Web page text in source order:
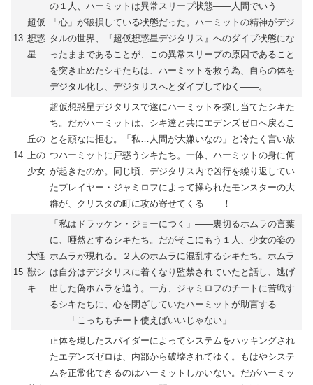
13
超仮
想惑
星
の１人、ハーミットは異常スリープ状態――人間でいう
「心」が破損している状態だった。ハーミットの精神がデジ
タルの世界、『超仮想惑星デジタリス』へのダイブ状態にな
ったままであることが、この異常スリープの原因であること
を突き止めたシキたちは、ハーミットを救う為、自らの体を
デジタル化し、デジタリスへとダイブしてゆく――。
14
丘の
上の
少女
超仮想惑星デジタリスで遂にハーミットを探し当てたシキた
ち。だがハーミットは、シキ達と共にエデンズゼロへ戻るこ
とを頑なに拒む。「私…人間が大嫌いなの」と冷たく言い放
つハーミットに戸惑うシキたち。一体、ハーミットの身に何
が起きたのか。同じ頃、デジタリス内で凶行を繰り返してい
たプレイヤー・ジャミロフによって操られたモンスターの大
群が、クリスタの町に攻め寄せてくる――！
15
大怪
獣シ
キ
「私はドラッケン・ジョーにつく」――裏切るホムラの言葉
に、唖然とするシキたち。だがそこにもう１人、少女の姿の
ホムラが現れる。２人のホムラに混乱するシキたち。ホムラ
は自分はデジタリスに着くなり監禁されていたと話し、逃げ
出した偽ホムラを追う。一方、ジャミロフのチートに苦戦す
るシキたちに、心を閉ざしていたハーミットが助言する
――「こっちもチート使えばいいじゃない」
正体を現したスパイダーによってシステムをハッキングされ
たエデンズゼロは、内部から破壊されてゆく。もはやシステ
ムを正常化できるのはハーミットしかいない。だがハーミッ